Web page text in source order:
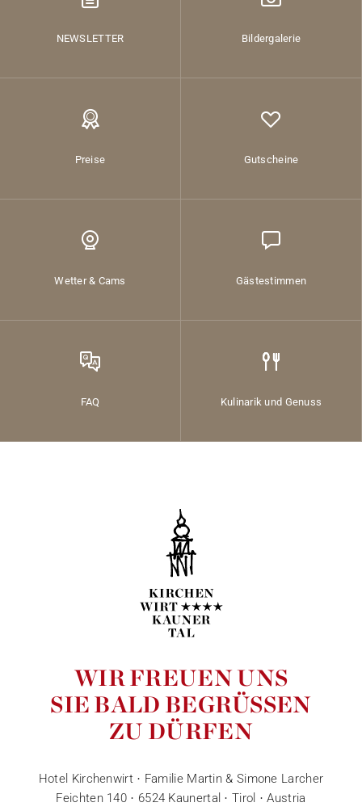
NEWSLETTER Bildergalerie
Preise Gutscheine
Wetter & Cams Gästestimmen
FAQ Kulinarik und Genuss
WIR FREUEN UNS
SIE BALD BEGRÜSSEN
ZU DÜRFEN
Hotel Kirchenwirt · Familie Martin & Simone Larcher
Feichten 140 · 6524 Kaunertal · Tirol · Austria